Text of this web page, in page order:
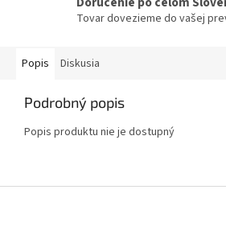
Tovar dovezieme do vašej
Popis Diskusia
Podrobný popis
Popis produktu nie je dostupný